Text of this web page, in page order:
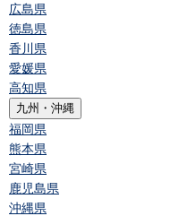
広島県
徳島県
香川県
愛媛県
高知県
九州・沖縄
福岡県
熊本県
宮崎県
鹿児島県
沖縄県